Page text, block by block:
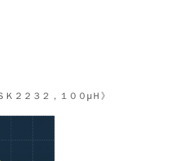
Ｋ２２３２，１００μＨ》